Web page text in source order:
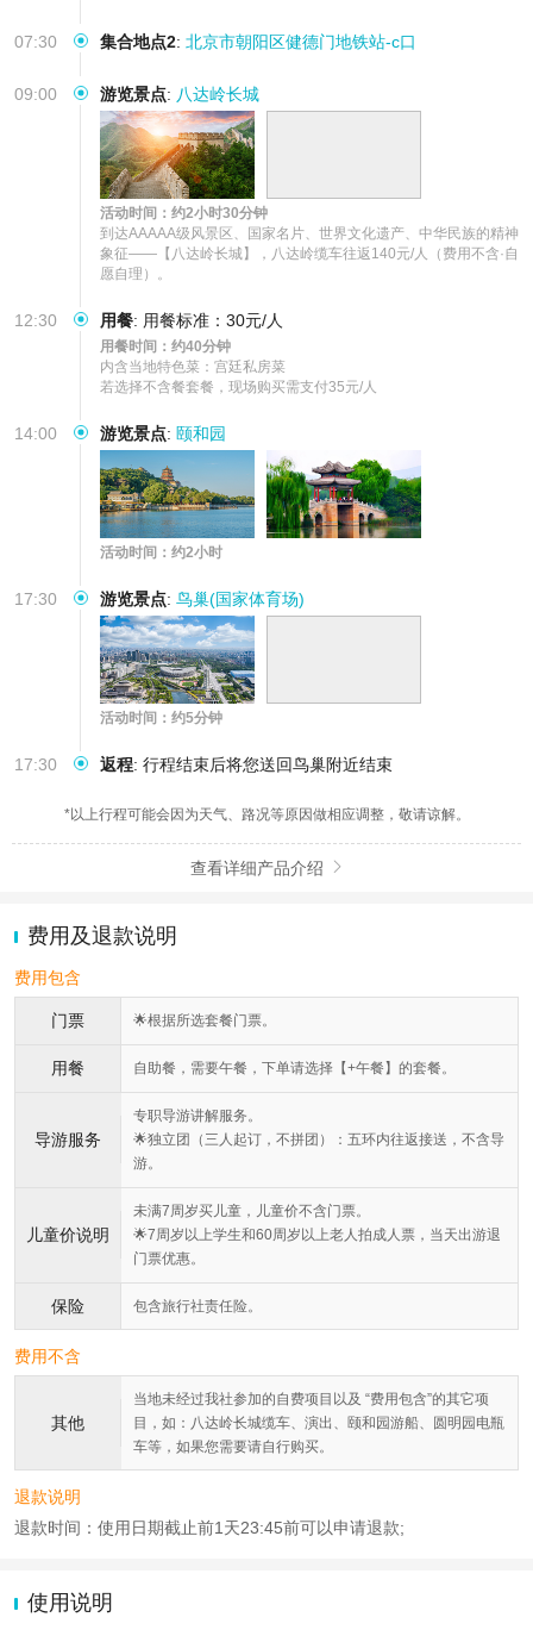
07:30 集合地点2: 北京市朝阳区健德门地铁站-c口
09:00 游览景点: 八达岭长城
活动时间：约2小时30分钟
到达AAAAA级风景区、国家名片、世界文化遗产、中华民族的精神
象征——【八达岭长城】，八达岭缆车往返140元/人（费用不含·自
愿自理）。
12:30 用餐: 用餐标准：30元/人
用餐时间：约40分钟
内含当地特色菜：宫廷私房菜
若选择不含餐套餐，现场购买需支付35元/人
14:00 游览景点: 颐和园
活动时间：约2小时
17:30 游览景点: 鸟巢(国家体育场)
活动时间：约5分钟
17:30 返程: 行程结束后将您送回鸟巢附近结束
*以上行程可能会因为天气、路况等原因做相应调整，敬请谅解。
查看详细产品介绍 
费用及退款说明
费用包含
门票 🌟根据所选套餐门票。
用餐 自助餐，需要午餐，下单请选择【+午餐】的套餐。
导游服务
专职导游讲解服务。
🌟独立团（三人起订，不拼团）：五环内往返接送，不含导
游。
儿童价说明
未满7周岁买儿童，儿童价不含门票。
🌟7周岁以上学生和60周岁以上老人拍成人票，当天出游退
门票优惠。
保险 包含旅行社责任险。
费用不含
其他
当地未经过我社参加的自费项目以及 “费用包含”的其它项
目，如：八达岭长城缆车、演出、颐和园游船、圆明园电瓶
车等，如果您需要请自行购买。
退款说明
退款时间：使用日期截止前1天23:45前可以申请退款;
使用说明